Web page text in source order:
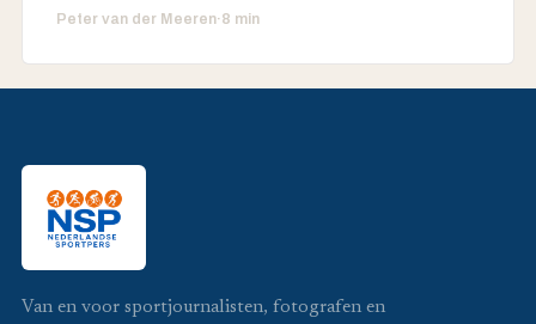
Peter van der Meeren·8 min
Van en voor sportjournalisten, fotografen en